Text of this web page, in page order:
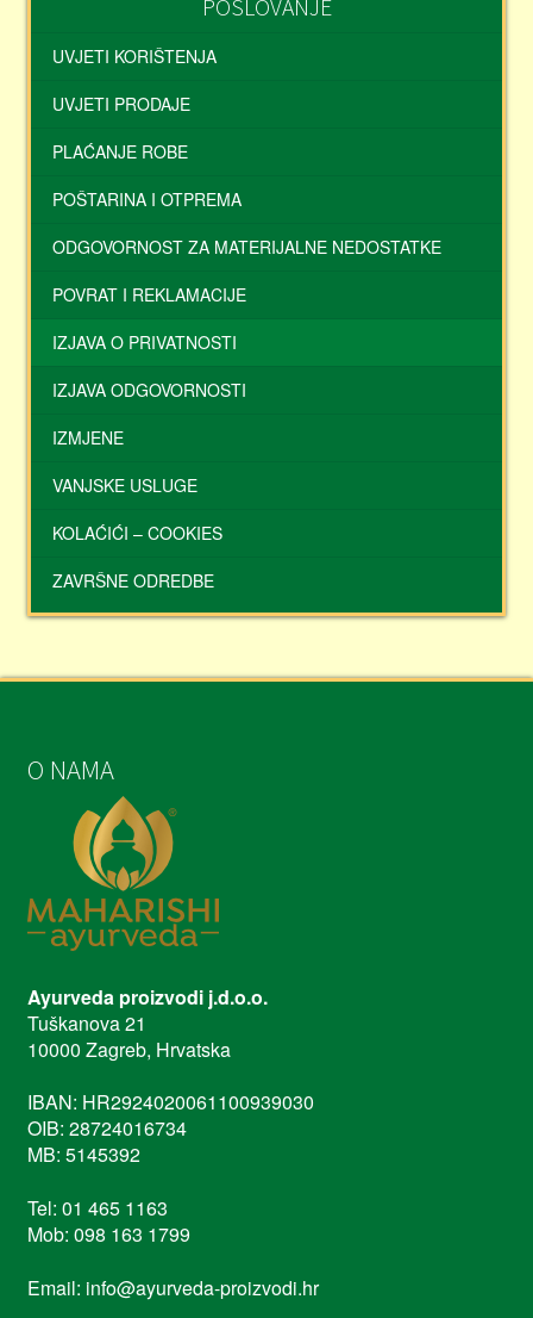
POSLOVANJE
UVJETI KORIŠTENJA
UVJETI PRODAJE
PLAĆANJE ROBE
POŠTARINA I OTPREMA
ODGOVORNOST ZA MATERIJALNE NEDOSTATKE
POVRAT I REKLAMACIJE
IZJAVA O PRIVATNOSTI
IZJAVA ODGOVORNOSTI
IZMJENE
VANJSKE USLUGE
KOLAĆIĆI – COOKIES
ZAVRŠNE ODREDBE
O NAMA
Ayurveda proizvodi j.d.o.o.
Tuškanova 21
10000 Zagreb, Hrvatska
IBAN: HR2924020061100939030
OIB: 28724016734
MB: 5145392
Tel: 01 465 1163
Mob: 098 163 1799
Email: info@ayurveda-proizvodi.hr